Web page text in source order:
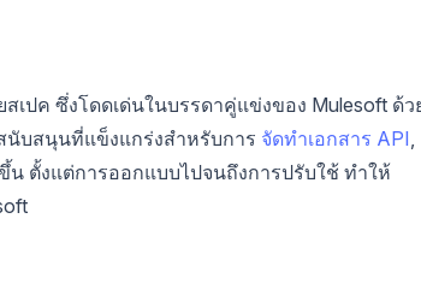
ปค ซึ่งโดดเด่นในบรรดาคู่แข่งของ Mulesoft ด้ว
บสนุนที่แข็งแกร่งสำหรับการ จัดทำเอกสาร API,
น ตั้งแต่การออกแบบไปจนถึงการปรับใช้ ทำให้